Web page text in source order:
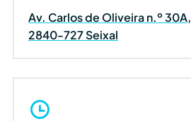
Av. Carlos de Oliveira n.º 30A,
2840-727 Seixal